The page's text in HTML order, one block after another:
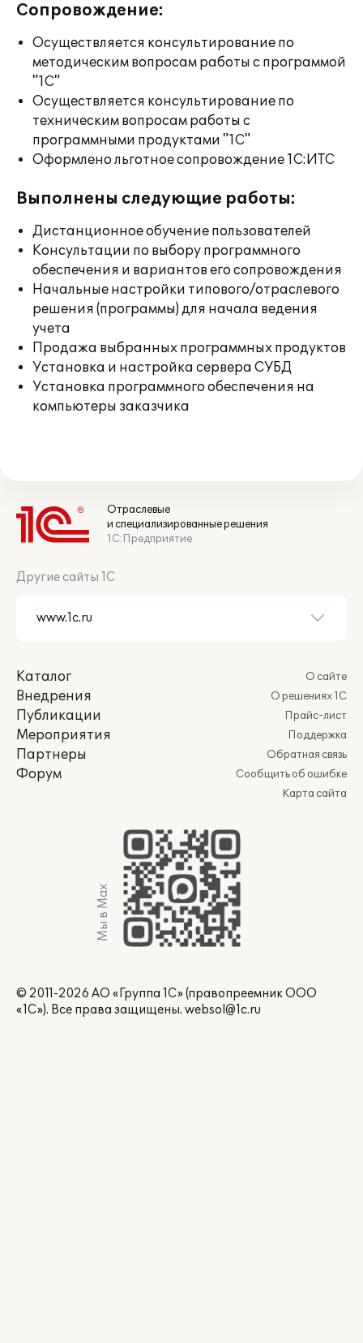
Сопровождение:
Осуществляется консультирование по
методическим вопросам работы с программой
"1С"
Осуществляется консультирование по
техническим вопросам работы с
программными продуктами "1С"
Оформлено льготное сопровождение 1С:ИТС
Выполнены следующие работы:
Дистанционное обучение пользователей
Консультации по выбору программного
обеспечения и вариантов его сопровождения
Начальные настройки типового/отраслевого
решения (программы) для начала ведения
учета
Продажа выбранных программных продуктов
Установка и настройка сервера СУБД
Установка программного обеспечения на
компьютеры заказчика
Отраслевые
и специализированные решения
1С:Предприятие
Другие сайты 1С
Каталог
Внедрения
Публикации
Мероприятия
Партнеры
Форум
О сайте
О решениях 1С
Прайс-лист
Поддержка
Обратная связь
Сообщить об ошибке
Карта сайта
Мы в Max
© 2011-2026 АО «Группа 1С» (правопреемник ООО
«1С»). Все права защищены. websol@1c.ru